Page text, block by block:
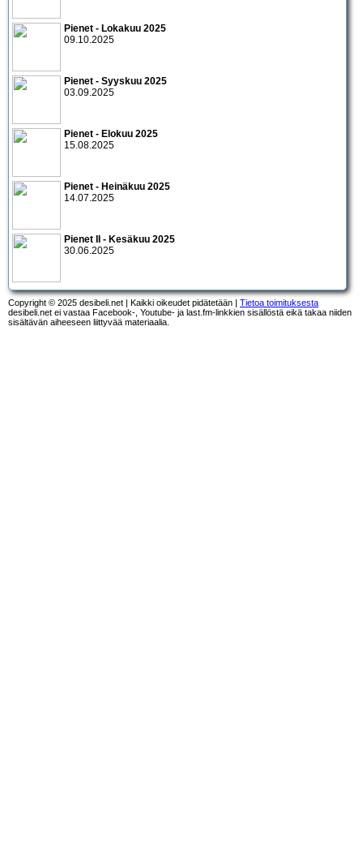
Pienet - Lokakuu 2025
09.10.2025
Pienet - Syyskuu 2025
03.09.2025
Pienet - Elokuu 2025
15.08.2025
Pienet - Heinäkuu 2025
14.07.2025
Pienet II - Kesäkuu 2025
30.06.2025
Copyright © 2025 desibeli.net | Kaikki oikeudet pidätetään | Tietoa toimituksesta
desibeli.net ei vastaa Facebook-, Youtube- ja last.fm-linkkien sisällöstä eikä takaa niiden
sisältävän aiheeseen liittyvää materiaalia.